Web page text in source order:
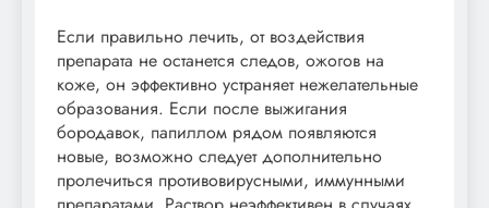
Если правильно лечить, от воздействия
препарата не останется следов, ожогов на
коже, он эффективно устраняет нежелательные
образования. Если после выжигания
бородавок, папиллом рядом появляются
новые, возможно следует дополнительно
пролечиться противовирусными, иммунными